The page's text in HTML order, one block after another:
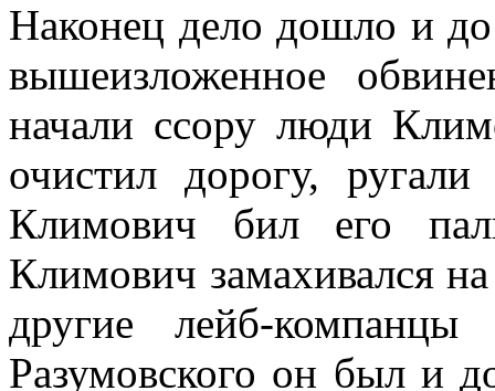
Наконец дело дошло и
вышеизложенное
начали ссору люди
очистил дорогу,
Климович бил его
Климович замахивался
другие лейб-
Разумовского он был и